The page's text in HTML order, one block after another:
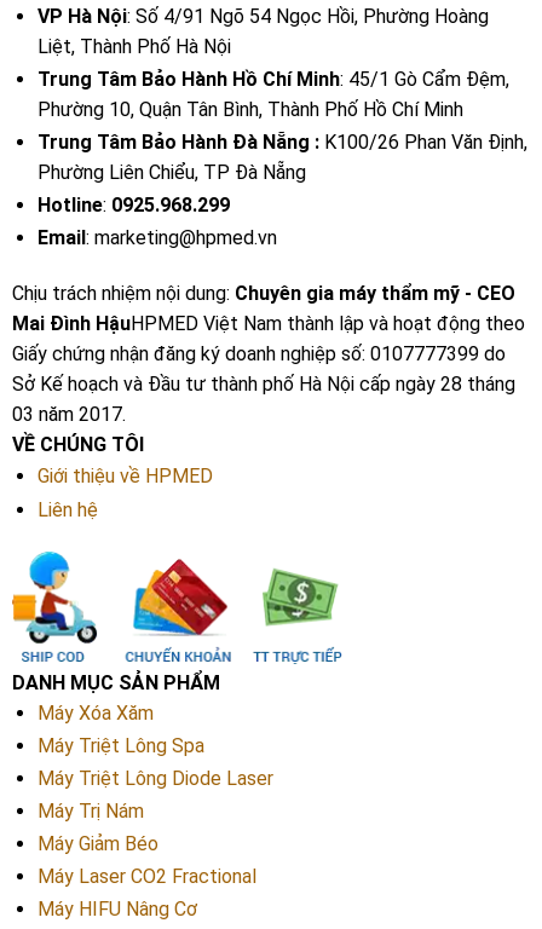
VP Hà Nội: Số 4/91 Ngõ 54 Ngọc Hồi, Phường Hoàng
Liệt, Thành Phố Hà Nội
Trung Tâm Bảo Hành Hồ Chí Minh: 45/1 Gò Cẩm Đệm,
Phường 10, Quận Tân Bình, Thành Phố Hồ Chí Minh
Trung Tâm Bảo Hành Đà Nẵng :K100/26 Phan Văn Định,
Phường Liên Chiểu, TP Đà Nẵng
Hotline: 0925.968.299
Email : marketing@hpmed.vn
Chịu trách nhiệm nội dung: Chuyên gia máy thẩm mỹ - CEO
Mai Đình HậuHPMED Việt Nam thành lập và hoạt động theo
Giấy chứng nhận đăng ký doanh nghiệp số: 0107777399 do
Sở Kế hoạch và Đầu tư thành phố Hà Nội cấp ngày 28 tháng
03 năm 2017.
VỀ CHÚNG TÔI
Giới thiệu về HPMED
Liên hệ
DANH MỤC SẢN PHẨM
Máy Xóa Xăm
Máy Triệt Lông Spa
Máy Triệt Lông Diode Laser
Máy Trị Nám
Máy Giảm Béo
Máy Laser CO2 Fractional
Máy HIFU Nâng Cơ